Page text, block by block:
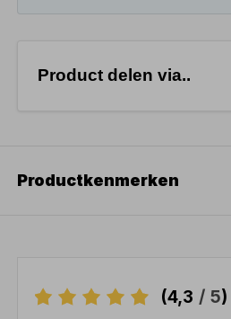
Product delen via..
Productkenmerken
(4,3 / 5)